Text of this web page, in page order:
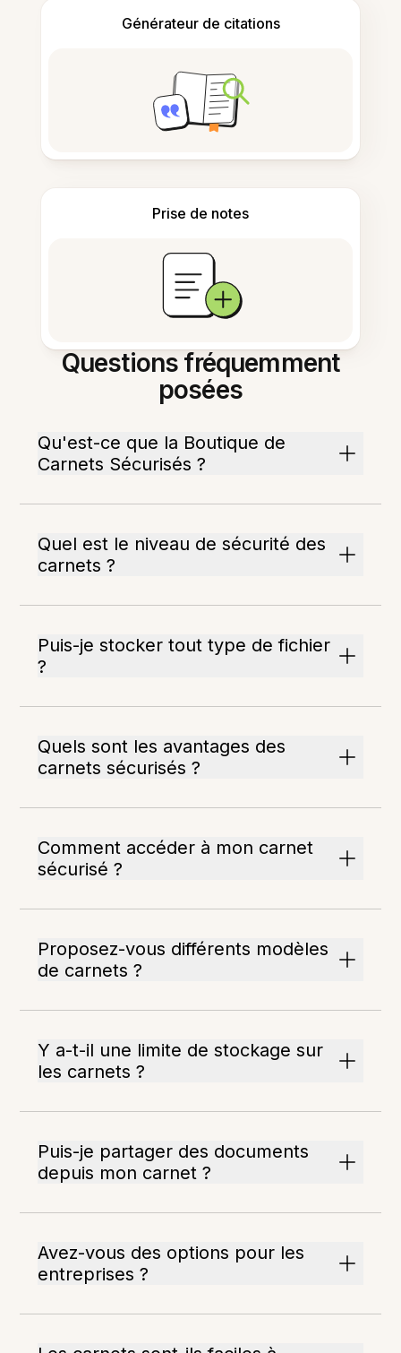
Générateur de citations
Prise de notes
Questions fréquemment
posées
Qu'est-ce que la Boutique de
Carnets Sécurisés ?
Quel est le niveau de sécurité des
carnets ?
Puis-je stocker tout type de fichier
?
Quels sont les avantages des
carnets sécurisés ?
Comment accéder à mon carnet
sécurisé ?
Proposez-vous différents modèles
de carnets ?
Y a-t-il une limite de stockage sur
les carnets ?
Puis-je partager des documents
depuis mon carnet ?
Avez-vous des options pour les
entreprises ?